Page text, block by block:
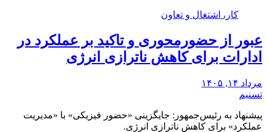
کار، اشتغال و تعاون
عبور از حضورمحوری و تاکید بر عملکرد در
ادارات برای کاهش ناترازی انرژی
مرداد ۱۴, ۱۴۰۵
تسنیم
پیشنهاد به رئیس‌جمهور: جایگزینی «حضور فیزیکی» با «مدیریت
عملکرد» برای کاهش ناترازی انرژی.